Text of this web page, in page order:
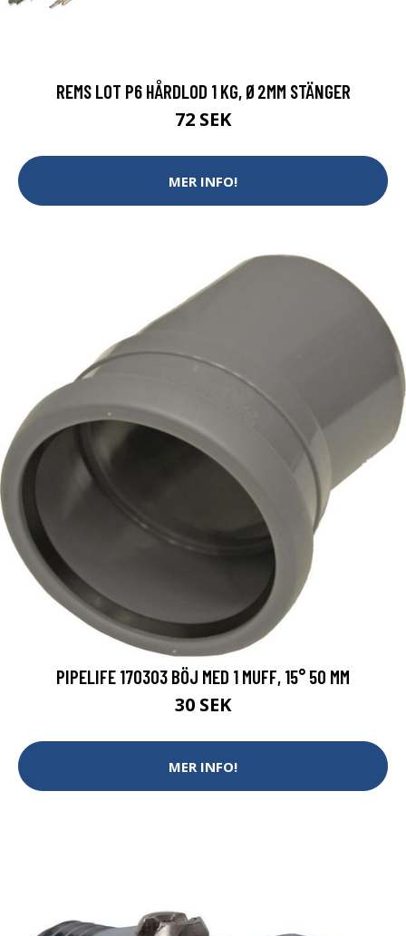
REMS LOT P6 HÅRDLOD 1 KG, Ø2MM STÄNGER
72 SEK
MER INFO!
PIPELIFE 170303 BÖJ MED 1 MUFF, 15° 50 MM
30 SEK
MER INFO!